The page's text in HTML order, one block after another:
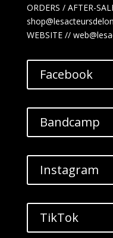
ORDERS / AFTER-
WEBSITE //
Facebook
Bandcamp
Instagram
TikTok